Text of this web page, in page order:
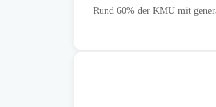
Rund 60% der KMU mit